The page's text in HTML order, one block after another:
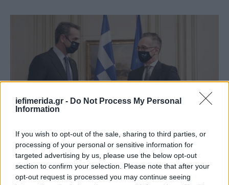
iefimerida.gr - Do Not Process My Personal
Information
If you wish to opt-out of the sale, sharing to third parties, or
processing of your personal or sensitive information for
targeted advertising by us, please use the below opt-out
section to confirm your selection. Please note that after your
opt-out request is processed you may continue seeing